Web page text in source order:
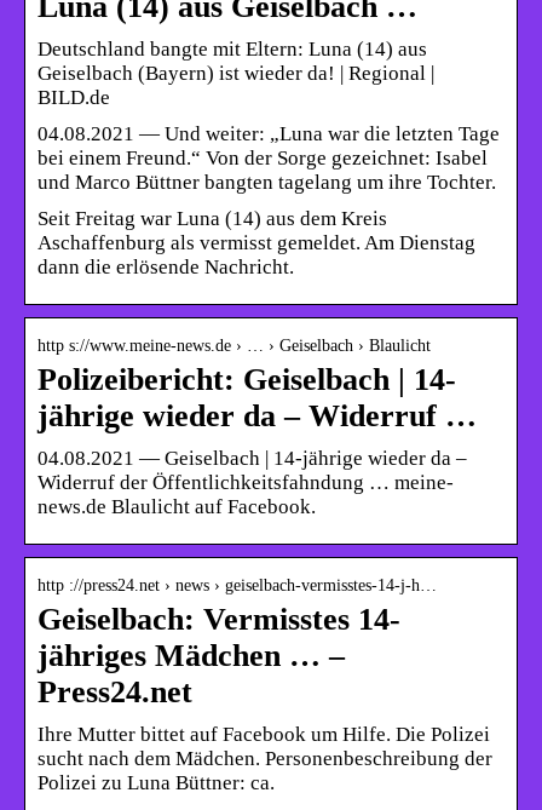
Deutschland bangte mit Eltern: Luna (14) aus
Geiselbach (Bayern) ist wieder da! | Regional |
BILD.de
04.08.2021 — Und weiter: „Luna war die letzten Tage
bei einem Freund.“ Von der Sorge gezeichnet: Isabel
und Marco Büttner bangten tagelang um ihre Tochter.
Seit Freitag war Luna (14) aus dem Kreis
Aschaffenburg als vermisst gemeldet. Am Dienstag
dann die erlösende Nachricht.
http s://www.meine-news.de › … › Geiselbach › Blaulicht
Polizeibericht: Geiselbach | 14-
jährige wieder da – Widerruf …
04.08.2021 — Geiselbach | 14-jährige wieder da –
Widerruf der Öffentlichkeitsfahndung … meine-
news.de Blaulicht auf Facebook.
http ://press24.net › news › geiselbach-vermisstes-14-j-h…
Geiselbach: Vermisstes 14-
jähriges Mädchen … –
Press24.net
Ihre Mutter bittet auf Facebook um Hilfe. Die Polizei
sucht nach dem Mädchen. Personenbeschreibung der
Polizei zu Luna Büttner: ca.